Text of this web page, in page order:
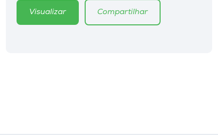
Rádio
Visualizar Compartilhar